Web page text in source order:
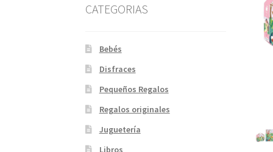
CATEGORIAS
Bebés
Disfraces
Pequeños Regalos
Regalos originales
Juguetería
Libros